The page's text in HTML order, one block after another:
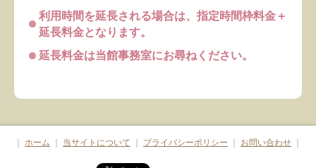
利用時間を延長される場合は、指定時間枠料金＋
延長料金となります。
延長料金は当館事務室にお尋ねください。
ホーム 当サイトについて プライバシーポリシー お問い合わせ